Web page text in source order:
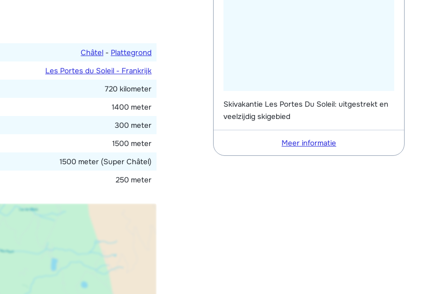
waarvan drie en-suite met douche en
Apart toilet.
Châtel - Plattegrond
Les Portes du Soleil - Frankrijk
720 kilometer
1400 meter
300 meter
1500 meter
1500 meter (Super Châtel)
250 meter
Skivakantie Les Portes Du Soleil: uitgestrekt en
veelzijdig skigebied
Meer informatie